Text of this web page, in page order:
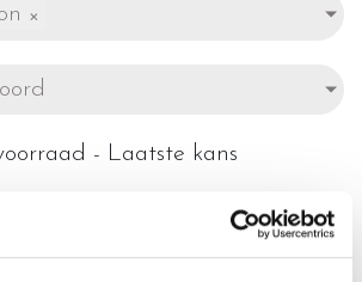
×
- Laatste kans